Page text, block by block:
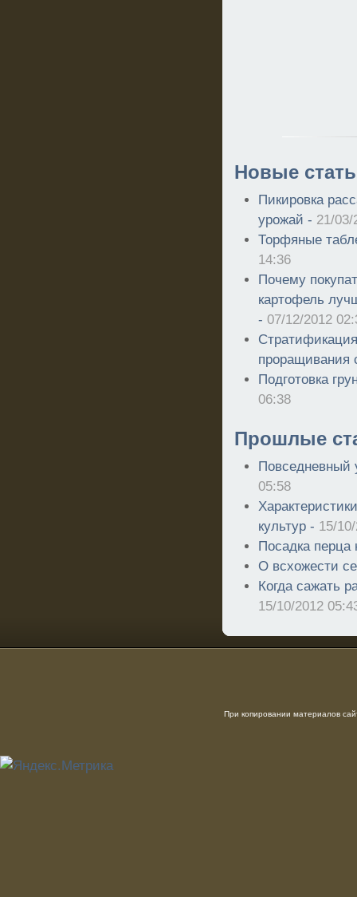
Новые
Пикировка
урожай - 21/03/
Торфяные
14:36
Почему
картофель
-07/12/2012
проращивания
Подготовка
06:38
Прошлые
Повседневный
05:58
культур - 15/
Посадка
О всхожести
Когда сажать
15/10/2012
При копировании материалов